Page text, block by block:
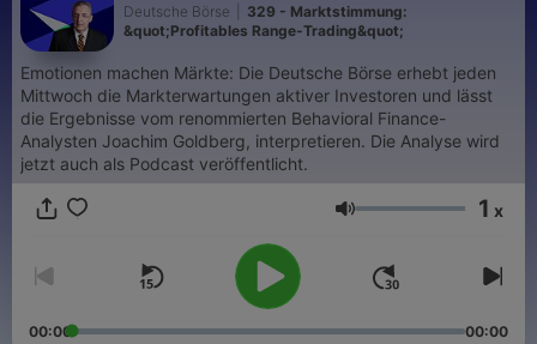
Deutsche Börse
329 - Marktstimmung:
&quot;Profitables Range-Trading&quot;
Emotionen machen Märkte: Die Deutsche Börse erhebt jeden
Mittwoch die Markterwartungen aktiver Investoren und lässt
die Ergebnisse vom renommierten Behavioral Finance-
Analysten Joachim Goldberg, interpretieren. Die Analyse wird
jetzt auch als Podcast veröffentlicht.
Lydstyrke 1 x
00:00 00:00